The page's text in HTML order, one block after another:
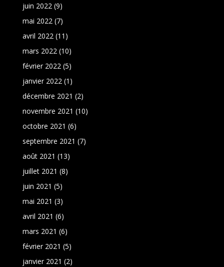
juin 2022(9)
mai 2022(7)
avril 2022(11)
mars 2022(10)
février 2022(5)
janvier 2022(1)
décembre 2021 (2)
novembre 2021 (10)
octobre 2021 (6)
septembre 2021 (7)
août 2021 (13)
juillet 2021 (8)
juin 2021 (5)
mai 2021 (3)
avril 2021 (6)
mars 2021 (6)
février 2021 (5)
janvier 2021 (2)